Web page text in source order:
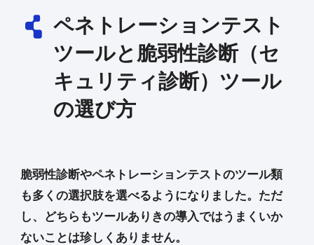
ペネトレーションテスト
ツールと脆弱性診断（セ
キュリティ診断）ツール
の選び方
脆弱性診断やペネトレーションテストのツール類
も多くの選択肢を選べるようになりました。ただ
し、どちらもツールありきの導入ではうまくいか
ないことは珍しくありません。